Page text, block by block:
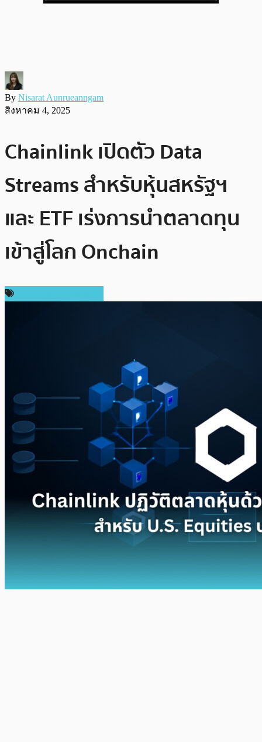
By Nisarat Aunrueanngam
สิงหาคม 4, 2025
Chainlink เปิดตัว Data
Streams สำหรับหุ้นสหรัฐฯ
และ ETF เร่งการนำตลาดทุน
เข้าสู่โลก Onchain